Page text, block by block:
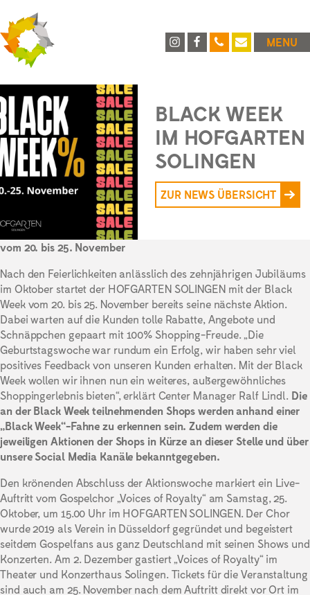
MENU
BLACK WEEK
IM HOFGARTEN
SOLINGEN
ZUR NEWS ÜBERSICHT
vom 20. bis 25. November
Nach den Feierlichkeiten anlässlich des zehnjährigen Jubiläums
im Oktober startet der HOFGARTEN SOLINGEN mit der Black
Week vom 20. bis 25. November bereits seine nächste Aktion.
Dabei warten auf die Kunden tolle Rabatte, Angebote und
Schnäppchen gepaart mit 100% Shopping-Freude. „Die
Geburtstagswoche war rundum ein Erfolg, wir haben sehr viel
positives Feedback von unseren Kunden erhalten. Mit der Black
Week wollen wir ihnen nun ein weiteres, außergewöhnliches
Shoppingerlebnis bieten“, erklärt Center Manager Ralf Lindl. Die
an der Black Week teilnehmenden Shops werden anhand einer
„Black Week“-Fahne zu erkennen sein. Zudem werden die
jeweiligen Aktionen der Shops in Kürze an dieser Stelle und über
unsere Social Media Kanäle bekanntgegeben.
Den krönenden Abschluss der Aktionswoche markiert ein Live-
Auftritt vom Gospelchor „Voices of Royalty“ am Samstag, 25.
Oktober, um 15.00 Uhr im HOFGARTEN SOLINGEN. Der Chor
wurde 2019 als Verein in Düsseldorf gegründet und begeistert
seitdem Gospelfans aus ganz Deutschland mit seinen Shows und
Konzerten. Am 2. Dezember gastiert „Voices of Royalty“ im
Theater und Konzerthaus Solingen. Tickets für die Veranstaltung
sind auch am 25. November nach dem Auftritt direkt vor Ort im